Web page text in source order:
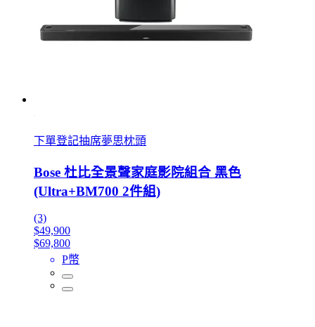
下單登記抽席夢思枕頭
Bose 杜比全景聲家庭影院組合 黑色
(Ultra+BM700 2件組)
(3)
$49,900
$69,800
P幣